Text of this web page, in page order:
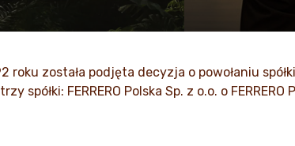
jak szacunek, uczciwość
uwielbiane
ZOBACZ
roku została podjęta decyzja o powołaniu
FERRERO Polska Sp. z o.o. o FERRERO